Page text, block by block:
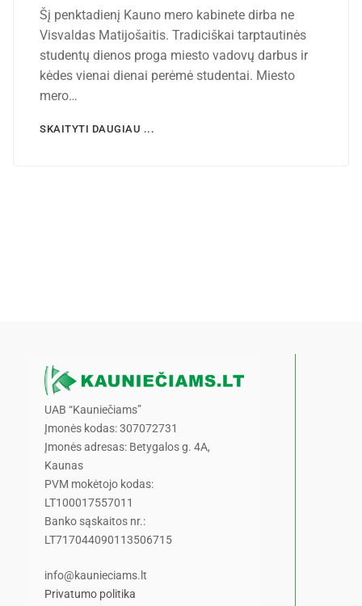
Šį penktadienį Kauno mero kabinete dirba ne
Visvaldas Matijošaitis. Tradiciškai tarptautinės
studentų dienos proga miesto vadovų darbus ir
kėdes vienai dienai perėmė studentai. Miesto
mero…
SKAITYTI DAUGIAU ...
UAB “Kauniečiams”
Įmonės kodas: 307072731
Įmonės adresas: Betygalos g. 4A,
Kaunas
PVM mokėtojo kodas:
LT100017557011
Banko sąskaitos nr.:
LT717044090113506715
info@kaunieciams.lt
Privatumo politika